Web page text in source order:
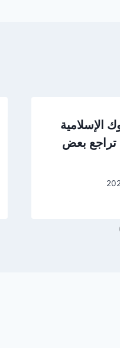
الإسلامية
لعام 2024 رغم تراجع بعض